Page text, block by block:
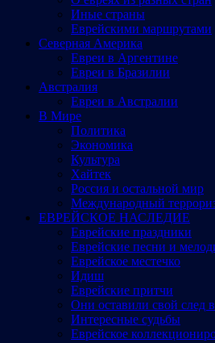
Иные страны
Еврейскими маршрутами
Северная Америка
Евреи в Аргентине
Евреи в Бразилии
Австралия
Евреи в Австралии
В Мире
Политика
Экономика
Культура
Хайтек
Россия и остальной мир
Международный
ЕВРЕЙСКОЕ НАСЛЕДИЕ
Еврейские праздники
Еврейские песни и
Еврейское местечко
Идиш
Еврейские притчи
Они оставили свой след
Интересные судьбы
Еврейское